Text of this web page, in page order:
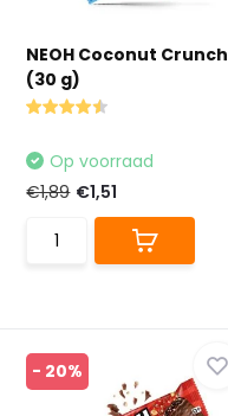
NEOH Coconut Crunch
(30 g)
Op voorraad
€1,89 €1,51
- 20%